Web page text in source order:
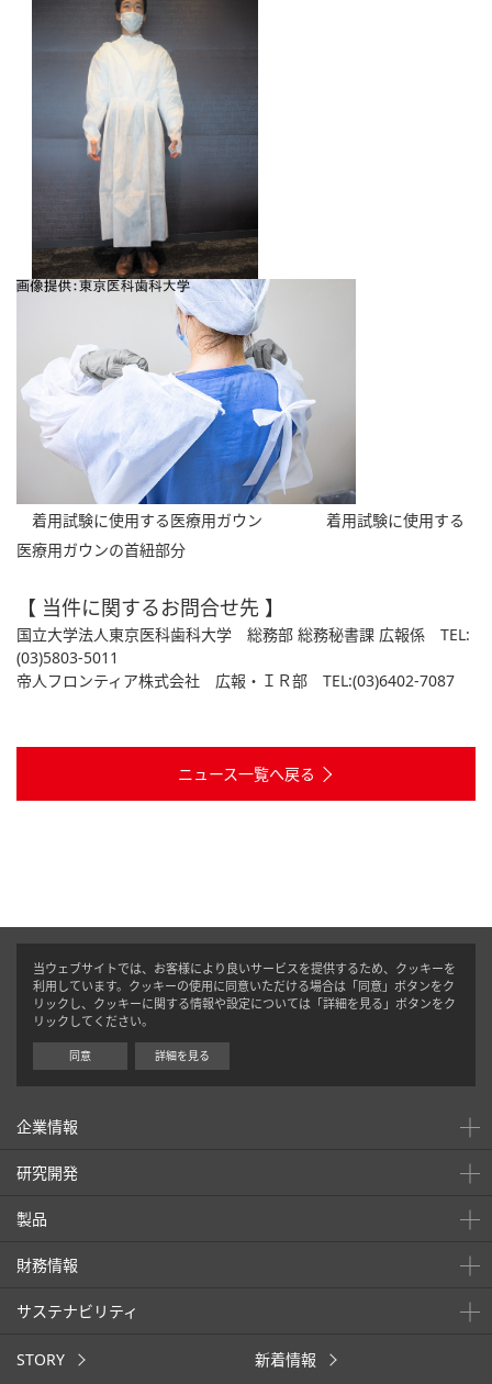
着用試験に使用する医療用ガウン 着用試験に使用する
医療用ガウンの首紐部分
【 当件に関するお問合せ先 】
国立大学法人東京医科歯科大学 総務部 総務秘書課 広報係 TEL:
(03)5803-5011
帝人フロンティア株式会社 広報・ＩＲ部 TEL:(03)6402-7087
ニュース一覧へ戻る
当ウェブサイトでは、お客様により良いサービスを提供するため、クッキーを
利用しています。クッキーの使用に同意いただける場合は「同意」ボタンをク
リックし、クッキーに関する情報や設定については「詳細を見る」ボタンをク
リックしてください。
同意 詳細を見る
企業情報
研究開発
製品
財務情報
サステナビリティ
STORY 新着情報